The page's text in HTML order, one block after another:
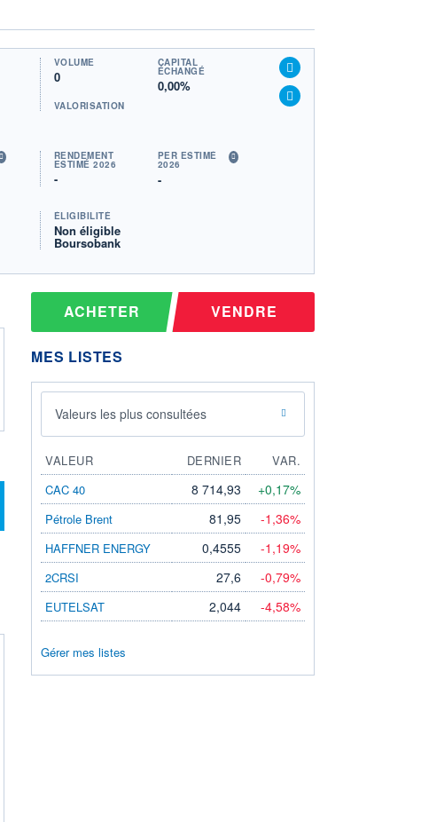
VOLUME
0
CAPITAL
ÉCHANGÉ
0,00%
VALORISATION
RENDEMENT
ESTIMÉ 2026
-
PER ESTIMÉ
2026
-
ÉLIGIBILITÉ
Non éligible
Boursobank
ACHETER VENDRE
MES LISTES
Valeurs les plus consultées
VALEUR DERNIER
VAR.
CAC 40
8 714,93 +0,17%
Pétrole Brent 81,95 -1,36%
HAFFNER ENERGY 0,4555 -1,19%
2CRSI 27,6 -0,79%
EUTELSAT 2,044 -4,58%
Gérer mes listes